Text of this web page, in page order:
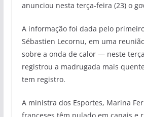
anunciou nesta terça-feira (23) o
A informação foi dada pelo
Sébastien Lecornu, em uma
sobre a onda de calor — neste
registrou a madrugada mais
tem registro.
A ministra dos Esportes, Marina